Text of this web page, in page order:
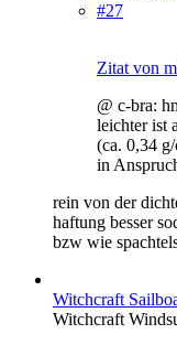
#27
Zitat von
@ c-bra:
leichter ist
(ca. 0,34
in
rein von der
haftung besser
bzw wie
Witchcraft
​Witchcraft